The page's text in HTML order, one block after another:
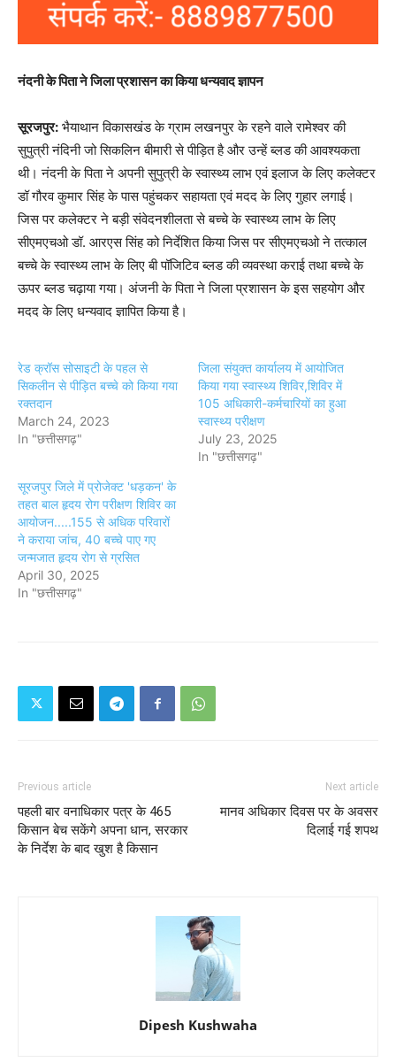
नंदनी के पिता ने जिला प्रशासन का किया धन्यवाद ज्ञापन
सूरजपुर: भैयाथान विकासखंड के ग्राम लखनपुर के रहने वाले रामेश्वर की
सुपुत्री नंदिनी जो सिकलिन बीमारी से पीड़ित है और उन्हें ब्लड की आवश्यकता
थी। नंदनी के पिता ने अपनी सुपुत्री के स्वास्थ्य लाभ एवं इलाज के लिए कलेक्टर
डॉ गौरव कुमार सिंह के पास पहुंचकर सहायता एवं मदद के लिए गुहार लगाई।
जिस पर कलेक्टर ने बड़ी संवेदनशीलता से बच्चे के स्वास्थ्य लाभ के लिए
सीएमएचओ डॉ. आरएस सिंह को निर्देशित किया जिस पर सीएमएचओ ने तत्काल
बच्चे के स्वास्थ्य लाभ के लिए बी पॉजिटिव ब्लड की व्यवस्था कराई तथा बच्चे के
ऊपर ब्लड चढ़ाया गया। अंजनी के पिता ने जिला प्रशासन के इस सहयोग और
मदद के लिए धन्यवाद ज्ञापित किया है।
रेड क्रॉस सोसाइटी के पहल से
सिकलीन से पीड़ित बच्चे को किया गया
रक्तदान
March 24, 2023
In "छत्तीसगढ़"
जिला संयुक्त कार्यालय में आयोजित
किया गया स्वास्थ्य शिविर,शिविर में
105 अधिकारी-कर्मचारियों का हुआ
स्वास्थ्य परीक्षण
July 23, 2025
In "छत्तीसगढ़"
सूरजपुर जिले में प्रोजेक्ट 'धड़कन' के
तहत बाल हृदय रोग परीक्षण शिविर का
आयोजन.....155 से अधिक परिवारों
ने कराया जांच, 40 बच्चे पाए गए
जन्मजात हृदय रोग से ग्रसित
April 30, 2025
In "छत्तीसगढ़"
Previous article
पहली बार वनाधिकार पत्र के 465
किसान बेच सकेंगे अपना धान, सरकार
के निर्देश के बाद खुश है किसान
Next article
मानव अधिकार दिवस पर के अवसर
दिलाई गई शपथ
Dipesh Kushwaha